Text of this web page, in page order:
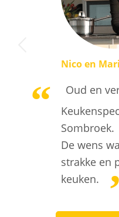
Oud en
Sombroek.
De wens
strakke en
keuken.
Nico en